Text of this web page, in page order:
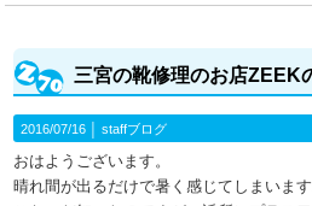
三宮の靴修理のお店ZEEK
2016/07/16 │staffブログ
おはようございます。
晴れ間が出るだけで暑く感じてしまいます